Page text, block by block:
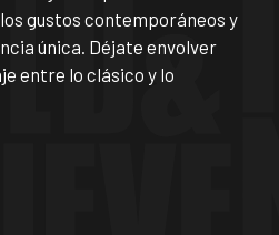
gustos contemporáneos y
única. Déjate envolver
entre lo clásico y lo